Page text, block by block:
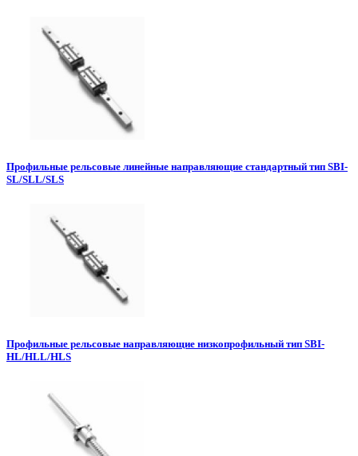
Профильные рельсовые линейные направляющие стандартный тип SBI-
SL/SLL/SLS
Профильные рельсовые направляющие низкопрофильный тип SBI-
HL/HLL/HLS